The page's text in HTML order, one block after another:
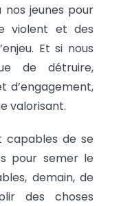
jeunes pour
violent et des
Et si nous
de détruire,
d’engagement,
valorisant.
capables de se
pour semer le
demain, de
des choses